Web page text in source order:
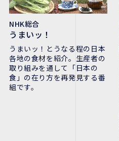
NHK総合
うまいッ！
うまいッ！とうなる程の日本
各地の食材を紹介。生産者の
取り組みを通して「日本の
食」の在り方を再発見する番
組です。